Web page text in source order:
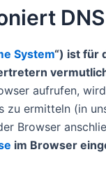
System“) ist für
aufrufen,
zu ermitteln (in
Browser
im Browser